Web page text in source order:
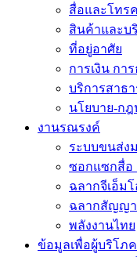
สื่อและโทร
สินค้าและบ
ที่อยู่อาศัย
การเงิน กา
บริการสาธ
นโยบาย-กฎ
งานรณรงค์
ระบบขนส่ง
ซอกแซกสื่อ
ฉลากจีเอ็มโ
ฉลากสัญญ
พลังงานไทย
ข้อมูลเพื่อผู้บริโภค